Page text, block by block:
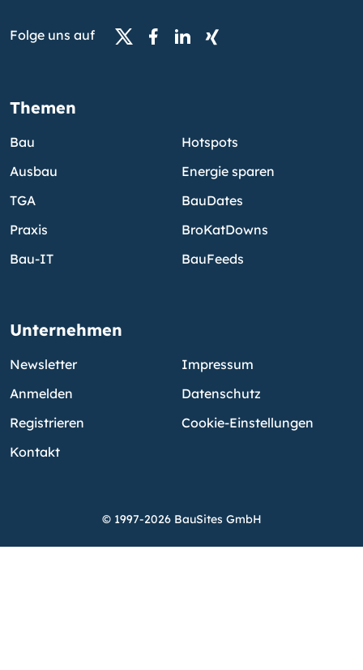
Folge uns auf
Themen
Bau
Ausbau
TGA
Praxis
Bau-IT
Hotspots
Energie sparen
BauDates
BroKatDowns
BauFeeds
Unternehmen
Newsletter
Anmelden
Registrieren
Kontakt
Impressum
Datenschutz
Cookie-Einstellungen
© 1997-2026 BauSites GmbH